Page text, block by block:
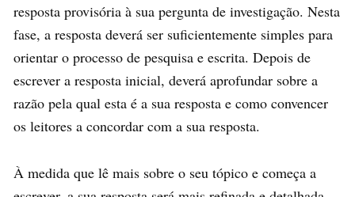
resposta provisória à sua pergunta de investigação. Nesta
fase, a resposta deverá ser suficientemente simples para
orientar o processo de pesquisa e escrita. Depois de
escrever a resposta inicial, deverá aprofundar sobre a
razão pela qual esta é a sua resposta e como convencer
os leitores a concordar com a sua resposta.
À medida que lê mais sobre o seu tópico e começa a